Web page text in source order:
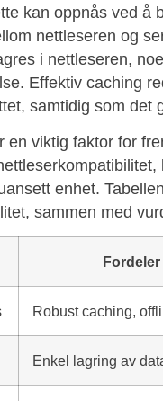
kan oppnås ved å
nettleseren og
i nettleseren,
Effektiv caching
samtidig som det
en viktig faktor for
enhet.
sammen med
Fordeler
Robust caching,
Enkel lagring av